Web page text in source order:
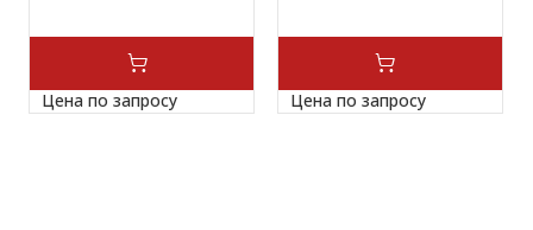
Цена по запросу Цена по запросу